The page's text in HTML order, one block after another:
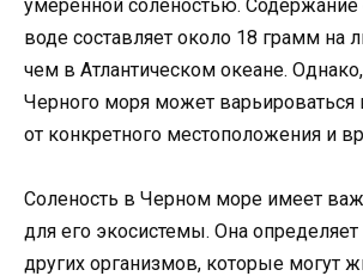
умеренной соленостью. Содержание
воде составляет около 18 грамм на
чем в Атлантическом океане.
Черного моря может варьироваться
от конкретного местоположения и
Соленость в Черном море имеет
для его экосистемы. Она
других организмов, которые могут